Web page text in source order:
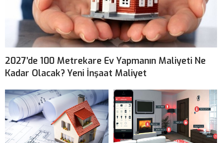
2027’de 100 Metrekare Ev Yapmanın Maliyeti Ne
Kadar Olacak? Yeni İnşaat Maliyet